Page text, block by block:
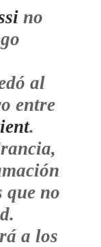
no
al
entre
.
que no
a los